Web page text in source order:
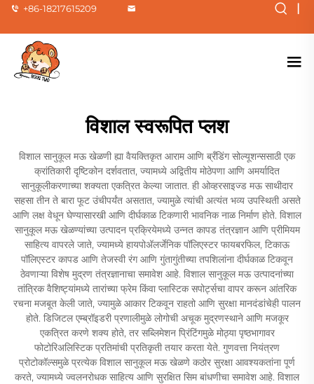
+86-18217615209 |
विशाल स्वरूपित प्लश
विशाल सानुकूल मऊ खेळणी ह्या वैयक्तिकृत आराम आणि ब्रँडिंग सोल्यूशन्ससाठी एक
क्रांतिकारी दृष्टिकोन दर्शवतात, ज्यामध्ये अद्वितीय मोठेपणा आणि अमर्यादित
सानुकूलीकरणाच्या शक्यता एकत्रित केल्या जातात. ही ओव्हरसाइज्ड मऊ साथीदार
सहसा तीन ते बारा फूट उंचीपर्यंत असतात, ज्यामुळे त्यांची अत्यंत भव्य उपस्थिती असते
आणि लक्ष वेधून घेण्यासारखी आणि दीर्घकाळ टिकणारी भावनिक नाळ निर्माण होते. विशाल
सानुकूल मऊ खेळण्यांच्या उत्पादन प्रक्रियेमध्ये उन्नत कापड तंत्रज्ञान आणि प्रीमियम
साहित्य वापरले जाते, ज्यामध्ये हायपोअ‍ॅलर्जेनिक पॉलिएस्टर फायबरफिल, टिकाऊ
पॉलिएस्टर कापड आणि तेजस्वी रंग आणि गुंतागुंतीच्या तपशिलांना दीर्घकाळ टिकवून
ठेवणाऱ्या विशेष मुद्रण तंत्रज्ञानाचा समावेश आहे. विशाल सानुकूल मऊ उत्पादनांच्या
तांत्रिक वैशिष्ट्यांमध्ये तारांच्या फ्रेम किंवा प्लास्टिक सपोर्ट्सचा वापर करून आंतरिक
रचना मजबूत केली जाते, ज्यामुळे आकार टिकवून राहतो आणि सुरक्षा मानदंडांचेही पालन
होते. डिजिटल एम्ब्रॉइडरी प्रणालीमुळे लोगोची अचूक मुद्रणस्थाने आणि मजकूर
एकत्रित करणे शक्य होते, तर सब्लिमेशन प्रिंटिंगमुळे मोठ्या पृष्ठभागावर
फोटोरिअलिस्टिक प्रतिमांची प्रतिकृती तयार करता येते. गुणवत्ता नियंत्रण
प्रोटोकॉल्समुळे प्रत्येक विशाल सानुकूल मऊ खेळणे कठोर सुरक्षा आवश्यकतांना पूर्ण
करते, ज्यामध्ये ज्वलनरोधक साहित्य आणि सुरक्षित सिम बांधणीचा समावेश आहे. विशाल